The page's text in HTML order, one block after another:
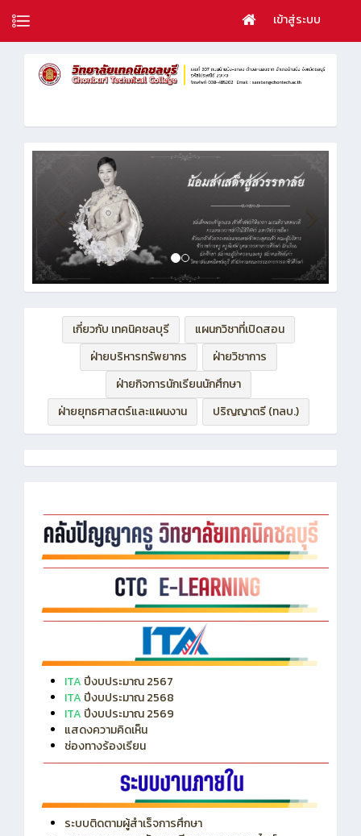
เข้าสู่ระบบ
เกี่ยวกับ เทคนิคชลบุรี
แผนกวิชาที่เปิดสอน
ฝ่ายบริหารทรัพยากร
ฝ่ายวิชาการ
ฝ่ายกิจการนักเรียนนักศึกษา
ฝ่ายยุทธศาสตร์และแผนงาน
ปริญญาตรี (ทลบ.)
ITA ปีงบประมาณ 2567
ITA ปีงบประมาณ 2568
ITAปีงบประมาณ 2569
แสดงความคิดเห็น
ช่องทางร้องเรียน